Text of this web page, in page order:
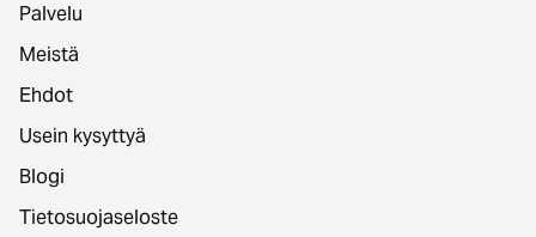
Palvelu
Meistä
Ehdot
Usein kysyttyä
Blogi
Tietosuojaseloste